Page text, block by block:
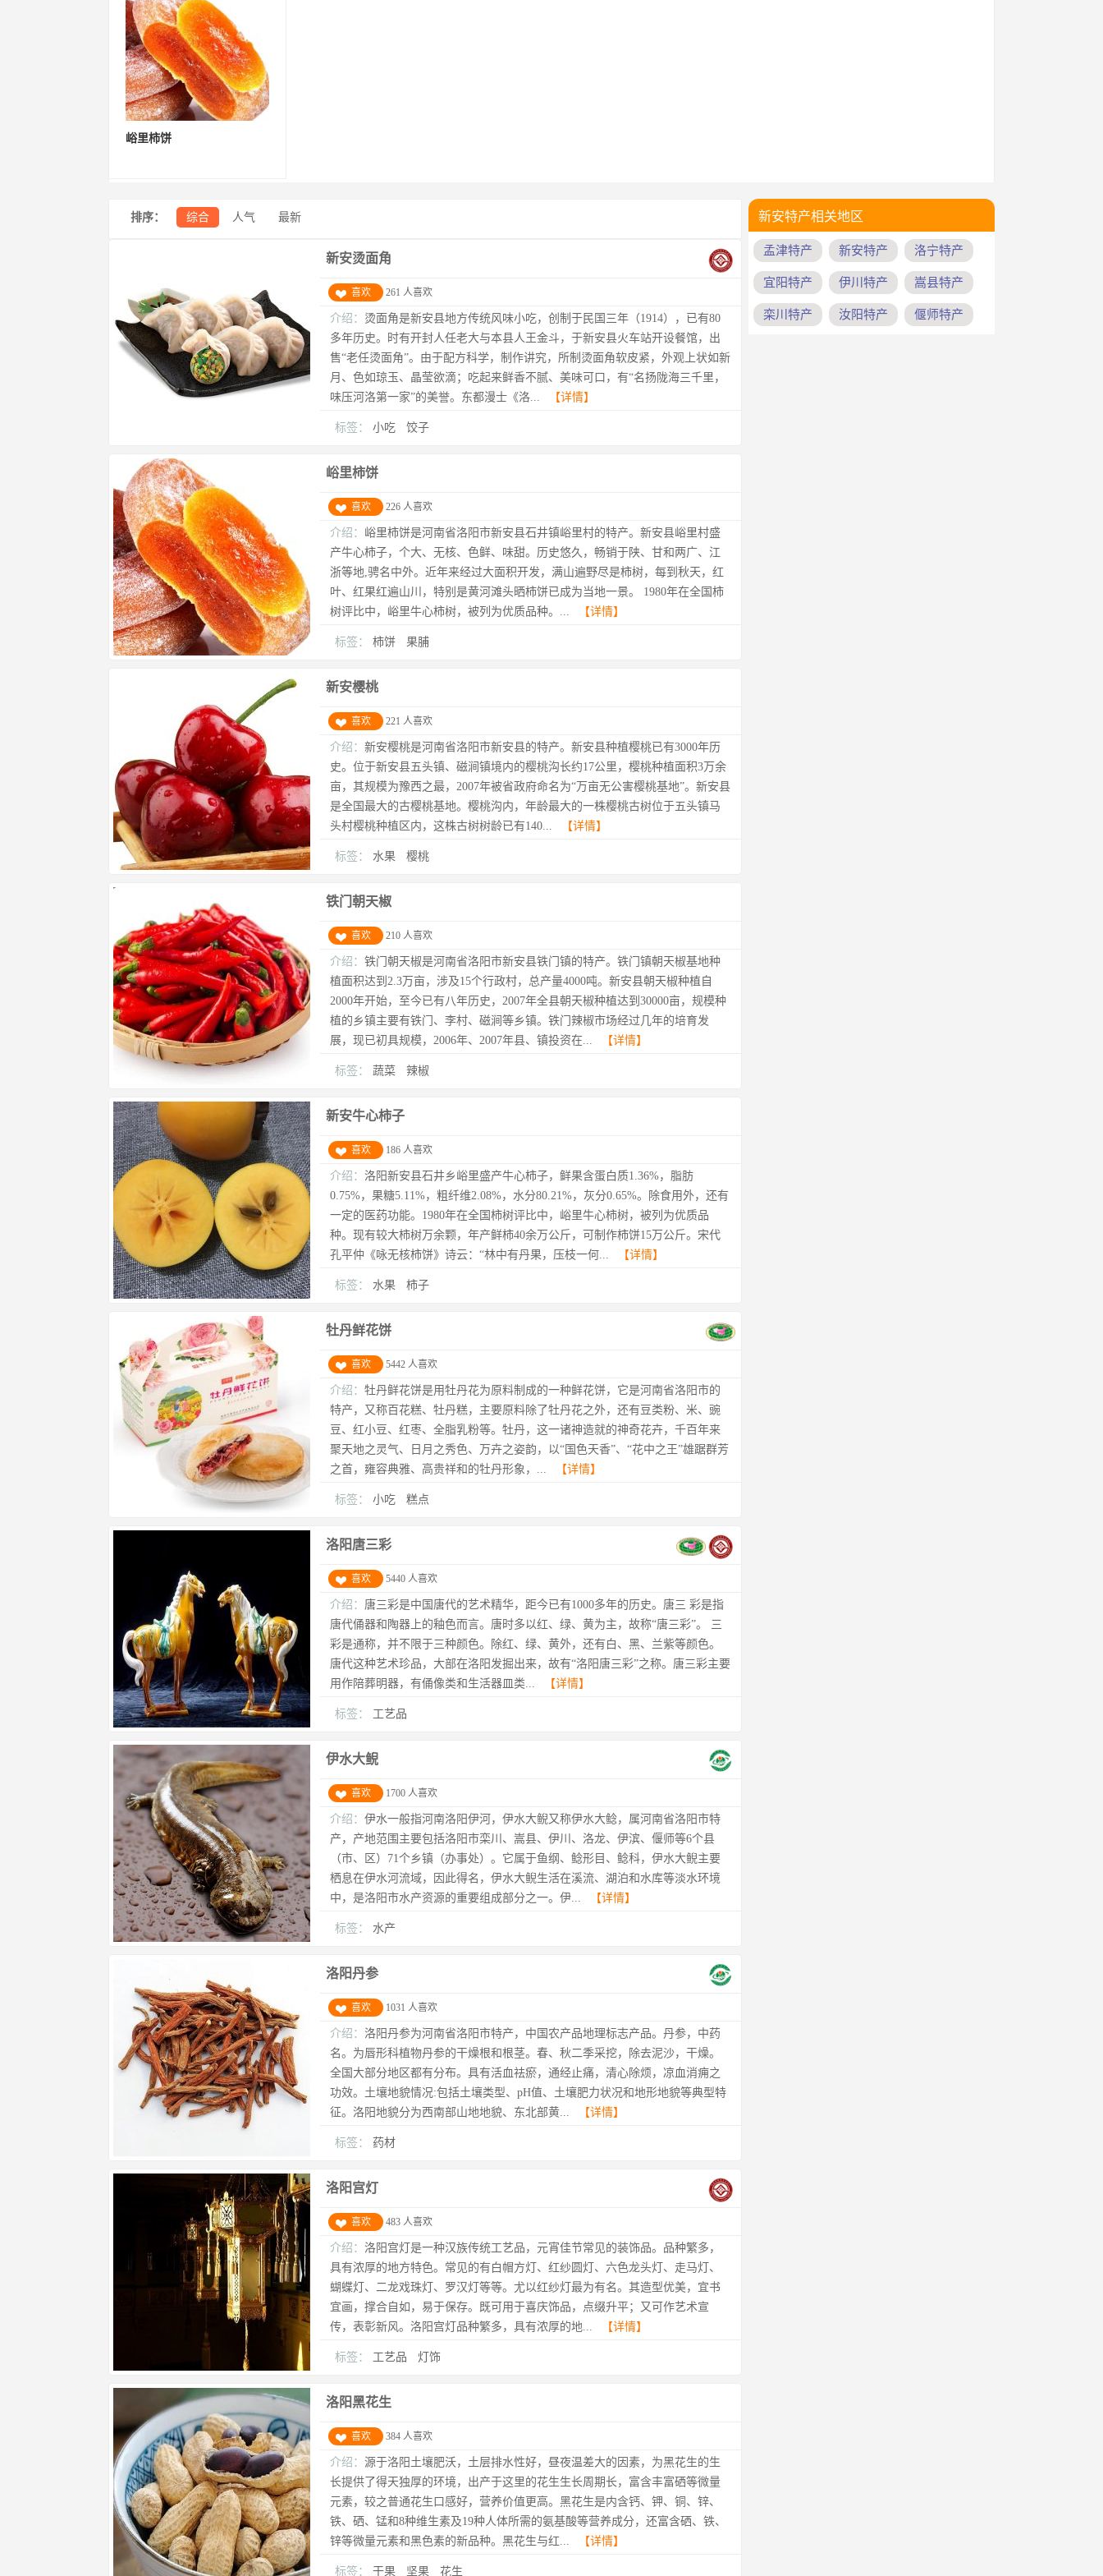
峪里柿饼
排序： 综合 人气 最新
新安烫面角
喜欢 261 人喜欢
介绍： 烫面角是新安县地方传统风味小吃，创制于民国三年（1914），已有80
多年历史。时有开封人任老大与本县人王金斗，于新安县火车站开设餐馆，出
售“老任烫面角”。由于配方科学，制作讲究，所制烫面角软皮紧，外观上状如新
月、色如琼玉、晶莹欲滴；吃起来鲜香不腻、美味可口，有“名扬陇海三千里，
味压河洛第一家”的美誉。东都漫士《洛...
【详情】
标签： 小吃 饺子
峪里柿饼
喜欢 226 人喜欢
介绍： 峪里柿饼是河南省洛阳市新安县石井镇峪里村的特产。新安县峪里村盛
产牛心柿子，个大、无核、色鲜、味甜。历史悠久，畅销于陕、甘和两广、江
浙等地,骋名中外。近年来经过大面积开发，满山遍野尽是柿树，每到秋天，红
叶、红果红遍山川，特别是黄河滩头晒柿饼已成为当地一景。 1980年在全国柿
树评比中，峪里牛心柿树，被列为优质品种。...
【详情】
标签： 柿饼 果脯
新安樱桃
喜欢 221 人喜欢
介绍： 新安樱桃是河南省洛阳市新安县的特产。新安县种植樱桃已有3000年历
史。位于新安县五头镇、磁涧镇境内的樱桃沟长约17公里，樱桃种植面积3万余
亩，其规模为豫西之最，2007年被省政府命名为“万亩无公害樱桃基地”。新安县
是全国最大的古樱桃基地。樱桃沟内，年龄最大的一株樱桃古树位于五头镇马
头村樱桃种植区内，这株古树树龄已有140...
【详情】
标签： 水果 樱桃
铁门朝天椒
喜欢 210 人喜欢
介绍： 铁门朝天椒是河南省洛阳市新安县铁门镇的特产。铁门镇朝天椒基地种
植面积达到2.3万亩，涉及15个行政村，总产量4000吨。新安县朝天椒种植自
2000年开始，至今已有八年历史，2007年全县朝天椒种植达到30000亩，规模种
植的乡镇主要有铁门、李村、磁涧等乡镇。铁门辣椒市场经过几年的培育发
展，现已初具规模，2006年、2007年县、镇投资在...
【详情】
标签： 蔬菜 辣椒
新安牛心柿子
喜欢 186 人喜欢
介绍： 洛阳新安县石井乡峪里盛产牛心柿子，鲜果含蛋白质1.36%，脂肪
0.75%，果糖5.11%，粗纤维2.08%，水分80.21%，灰分0.65%。除食用外，还有
一定的医药功能。1980年在全国柿树评比中，峪里牛心柿树，被列为优质品
种。现有较大柿树万余颗，年产鲜柿40余万公斤，可制作柿饼15万公斤。宋代
孔平仲《咏无核柿饼》诗云：“林中有丹果，压枝一何...
【详情】
标签： 水果 柿子
牡丹鲜花饼
喜欢 5442 人喜欢
介绍： 牡丹鲜花饼是用牡丹花为原料制成的一种鲜花饼，它是河南省洛阳市的
特产，又称百花糕、牡丹糕，主要原料除了牡丹花之外，还有豆类粉、米、豌
豆、红小豆、红枣、全脂乳粉等。牡丹，这一诸神造就的神奇花卉，千百年来
聚天地之灵气、日月之秀色、万卉之姿韵，以“国色天香”、“花中之王”雄踞群芳
之首，雍容典雅、高贵祥和的牡丹形象，...
【详情】
标签： 小吃 糕点
洛阳唐三彩
喜欢 5440 人喜欢
介绍： 唐三彩是中国唐代的艺术精华，距今已有1000多年的历史。唐三 彩是指
唐代俑器和陶器上的釉色而言。唐时多以红、绿、黄为主，故称“唐三彩”。 三
彩是通称，并不限于三种颜色。除红、绿、黄外，还有白、黑、兰紫等颜色。
唐代这种艺术珍品，大部在洛阳发掘出来，故有“洛阳唐三彩”之称。唐三彩主要
用作陪葬明器，有俑像类和生活器皿类...
【详情】
标签： 工艺品
伊水大鲵
喜欢 1700 人喜欢
介绍： 伊水一般指河南洛阳伊河，伊水大鲵又称伊水大鲶，属河南省洛阳市特
产，产地范围主要包括洛阳市栾川、嵩县、伊川、洛龙、伊滨、偃师等6个县
（市、区）71个乡镇（办事处）。它属于鱼纲、鲶形目、鲶科，伊水大鲵主要
栖息在伊水河流域，因此得名，伊水大鲵生活在溪流、湖泊和水库等淡水环境
中，是洛阳市水产资源的重要组成部分之一。伊...
【详情】
标签： 水产
洛阳丹参
喜欢 1031 人喜欢
介绍： 洛阳丹参为河南省洛阳市特产，中国农产品地理标志产品。丹参，中药
名。为唇形科植物丹参的干燥根和根茎。春、秋二季采挖，除去泥沙，干燥。
全国大部分地区都有分布。具有活血祛瘀，通经止痛，清心除烦，凉血消痈之
功效。土壤地貌情况:包括土壤类型、pH值、土壤肥力状况和地形地貌等典型特
征。洛阳地貌分为西南部山地地貌、东北部黄...
【详情】
标签： 药材
洛阳宫灯
喜欢 483 人喜欢
介绍： 洛阳宫灯是一种汉族传统工艺品，元宵佳节常见的装饰品。品种繁多，
具有浓厚的地方特色。常见的有白帽方灯、红纱圆灯、六色龙头灯、走马灯、
蝴蝶灯、二龙戏珠灯、罗汉灯等等。尤以红纱灯最为有名。其造型优美，宜书
宜画，撑合自如，易于保存。既可用于喜庆饰品，点缀升平；又可作艺术宣
传，表彰新风。洛阳宫灯品种繁多，具有浓厚的地...
【详情】
标签： 工艺品 灯饰
洛阳黑花生
喜欢 384 人喜欢
介绍： 源于洛阳土壤肥沃，土层排水性好，昼夜温差大的因素，为黑花生的生
长提供了得天独厚的环境，出产于这里的花生生长周期长，富含丰富硒等微量
元素，较之普通花生口感好，营养价值更高。黑花生是内含钙、钾、铜、锌、
铁、硒、锰和8种维生素及19种人体所需的氨基酸等营养成分，还富含硒、铁、
锌等微量元素和黑色素的新品种。黑花生与红...
【详情】
标签： 干果 坚果 花生
新安特产相关地区
孟津特产 新安特产 洛宁特产
宜阳特产 伊川特产 嵩县特产
栾川特产 汝阳特产 偃师特产